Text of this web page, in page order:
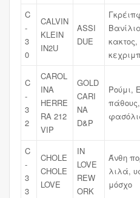
C
-
3
0
CALVIN
KLEIN
IN2U
ASSI
DUE
κακτος,
C
-
3
2
CAROL
INA
HERRE
RA 212
VIP
GOLD
CARI
NA
D&P
Ρούμι,
C
-
3
3
CHOLE
CHOLE
LOVE
IN
LOVE
REW
ORK
Άνθη
λιλά,
μόσχο